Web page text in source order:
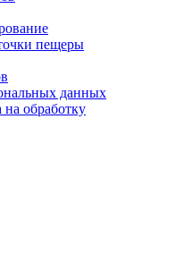
пещеры
данных
на обработку